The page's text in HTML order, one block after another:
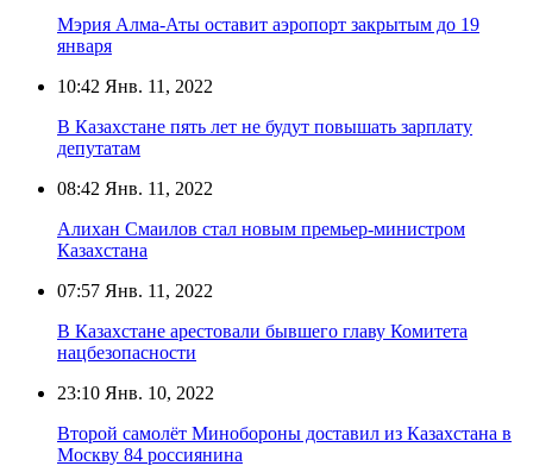
Мэрия Алма-Аты оставит аэропорт закрытым до 19
января
10:42 Янв. 11, 2022
В Казахстане пять лет не будут повышать зарплату
депутатам
08:42 Янв. 11, 2022
Алихан Смаилов стал новым премьер-министром
Казахстана
07:57 Янв. 11, 2022
В Казахстане арестовали бывшего главу Комитета
нацбезопасности
23:10 Янв. 10, 2022
Второй самолёт Минобороны доставил из Казахстана в
Москву 84 россиянина